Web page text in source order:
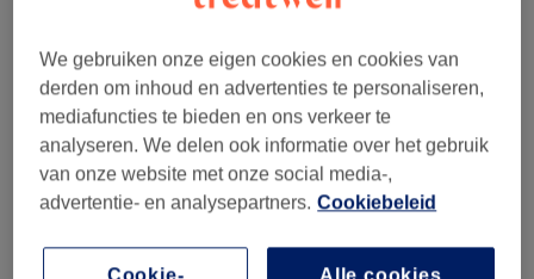
We gebruiken onze eigen cookies en cookies van
derden om inhoud en advertenties te personaliseren,
mediafuncties te bieden en ons verkeer te
analyseren. We delen ook informatie over het gebruik
van onze website met onze social media-,
advertentie- en analysepartners. Cookiebeleid